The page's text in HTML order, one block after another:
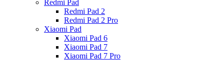
Redmi Pad
Redmi Pad 2
Redmi Pad 2 Pro
Xiaomi Pad
Xiaomi Pad 6
Xiaomi Pad 7
Xiaomi Pad 7 Pro